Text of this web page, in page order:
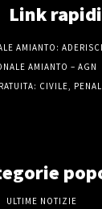
Link rapidi
AMIANTO: ADERISCI
AMIANTO – AGN
CIVILE,
ULTIME NOTIZIE